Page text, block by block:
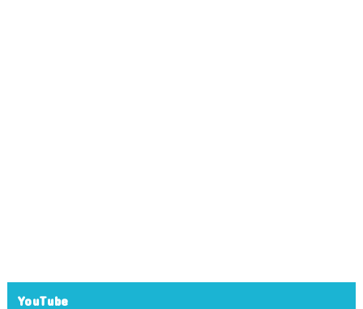
YouTube